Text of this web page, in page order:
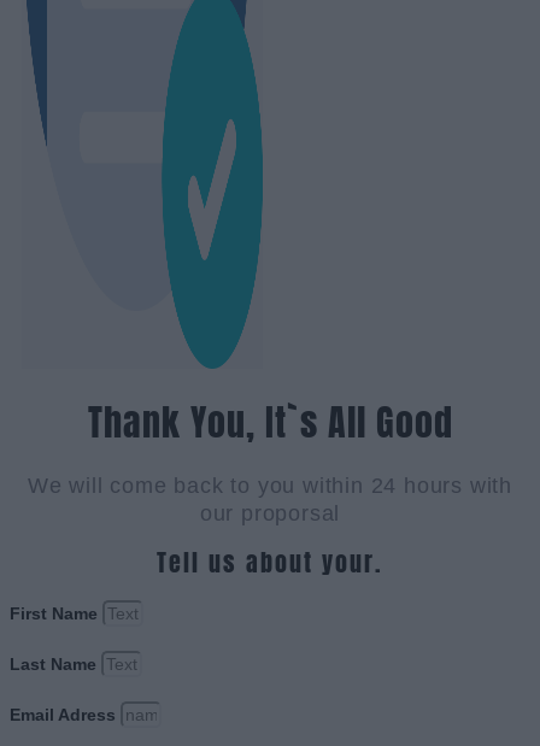
Thank You, It`s All Good
We will come back to you within 24 hours with
our proporsal
Tell us about your.
First Name
Last Name
Email Adress